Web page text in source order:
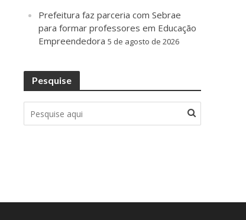
Prefeitura faz parceria com Sebrae
para formar professores em Educação
Empreendedora 5 de agosto de 2026
Pesquise